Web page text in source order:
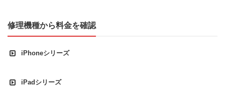
修理機種から料金を確認
iPhoneシリーズ
iPadシリーズ